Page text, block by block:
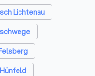
Lichtenau